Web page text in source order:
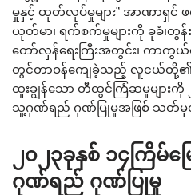
မှုနှင့် ထုတ်လုပ်မှုများ” အာဏာရှ
ယုတ်မာ၊ ရက်စက်မှုများကို ခုခံ၊တွ
တော်လှန်ရေးကြီးအတွင်း၊ ကာကွယ်
တွင်တာဝန်ကျေခဲ့သည့် လူငယ်တို့၏
ထူးချွန်သော တီထွင်ကြံဆမှုများကို
သူ့ဂုဏ်ရည် ဂုဏ်ပြုမှုအဖြစ် သတ်မှတ်
၂၀၂၃ခုနှစ် ၁၄ကြိမ်
ဂုဏ်ရည် ဂုဏ်ပြုမှု